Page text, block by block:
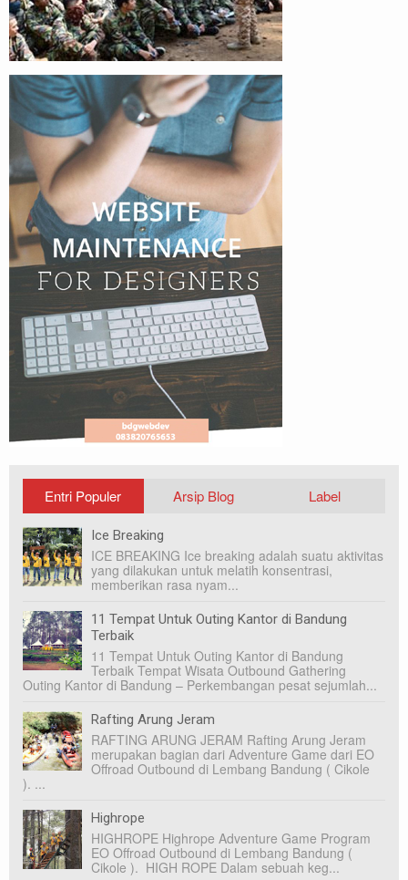
Entri Populer Arsip Blog Label
Ice Breaking
ICE BREAKING Ice breaking adalah suatu aktivitas
yang dilakukan untuk melatih konsentrasi,
memberikan rasa nyam...
11 Tempat Untuk Outing Kantor di Bandung
Terbaik
11 Tempat Untuk Outing Kantor di Bandung
Terbaik Tempat Wisata Outbound Gathering
Outing Kantor di Bandung – Perkembangan pesat sejumlah...
Rafting Arung Jeram
RAFTING ARUNG JERAM Rafting Arung Jeram
merupakan bagian dari Adventure Game dari EO
Offroad Outbound di Lembang Bandung ( Cikole
). ...
Highrope
HIGHROPE Highrope Adventure Game Program
EO Offroad Outbound di Lembang Bandung (
Cikole ). HIGH ROPE Dalam sebuah keg...